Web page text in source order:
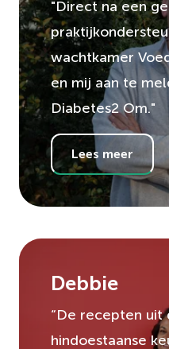
"Direct na een
wachtkamer
en mij aan te
Diabetes2 Om."
Lees meer
Debbie
“De recepten uit
hindoestaanse